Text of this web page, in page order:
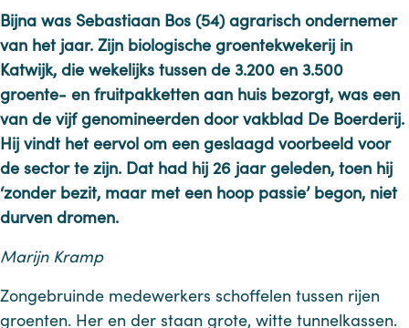
Bijna was Sebastiaan Bos (54) agrarisch ondernemer
van het jaar. Zijn biologische groentekwekerij in
Katwijk, die wekelijks tussen de 3.200 en 3.500
groente- en fruitpakketten aan huis bezorgt, was een
van de vijf genomineerden door vakblad De Boerderij.
Hij vindt het eervol om een geslaagd voorbeeld voor
de sector te zijn. Dat had hij 26 jaar geleden, toen hij
‘zonder bezit, maar met een hoop passie’ begon, niet
durven dromen.
Marijn Kramp
Zongebruinde medewerkers schoffelen tussen rijen
groenten. Her en der staan grote, witte tunnelkassen.